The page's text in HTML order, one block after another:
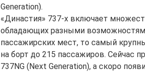
Generation).
«Династия» 737-х включает
обладающих разными
пассажирских мест, то самый
на борт до 215 пассажиров. Сейчас
737NG (Next Generation), а скоро